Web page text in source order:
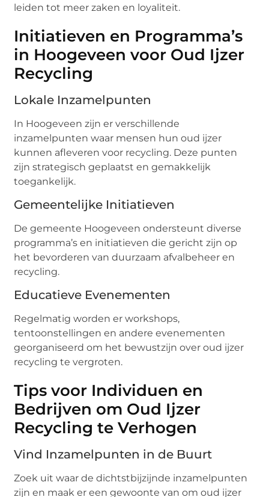
leiden tot meer zaken en loyaliteit.
Initiatieven en Programma’s
in Hoogeveen voor Oud Ijzer
Recycling
Lokale Inzamelpunten
In Hoogeveen zijn er verschillende
inzamelpunten waar mensen hun oud ijzer
kunnen afleveren voor recycling. Deze punten
zijn strategisch geplaatst en gemakkelijk
toegankelijk.
Gemeentelijke Initiatieven
De gemeente Hoogeveen ondersteunt diverse
programma’s en initiatieven die gericht zijn op
het bevorderen van duurzaam afvalbeheer en
recycling.
Educatieve Evenementen
Regelmatig worden er workshops,
tentoonstellingen en andere evenementen
georganiseerd om het bewustzijn over oud ijzer
recycling te vergroten.
Tips voor Individuen en
Bedrijven om Oud Ijzer
Recycling te Verhogen
Vind Inzamelpunten in de Buurt
Zoek uit waar de dichtstbijzijnde inzamelpunten
zijn en maak er een gewoonte van om oud ijzer